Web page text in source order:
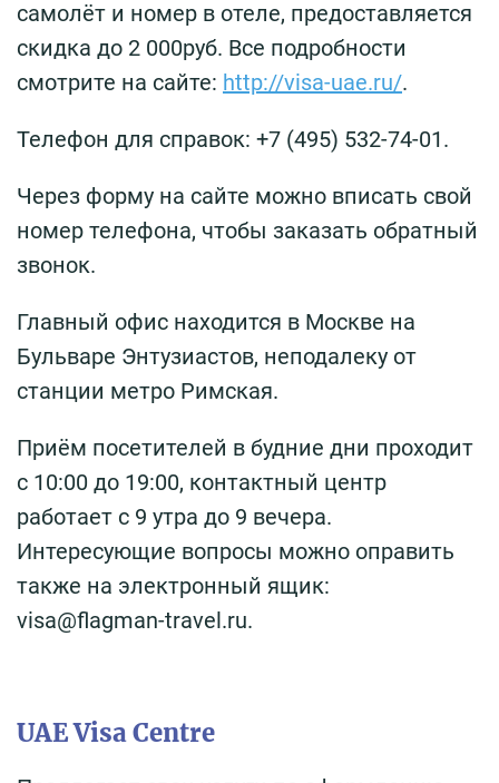
самолёт и номер в отеле, предоставляется
скидка до 2 000руб. Все подробности
смотрите на сайте: http://visa-uae.ru/.
Телефон для справок: +7 (495) 532-74-01.
Через форму на сайте можно вписать свой
номер телефона, чтобы заказать обратный
звонок.
Главный офис находится в Москве на
Бульваре Энтузиастов, неподалеку от
станции метро Римская.
Приём посетителей в будние дни проходит
с 10:00 до 19:00, контактный центр
работает с 9 утра до 9 вечера.
Интересующие вопросы можно оправить
также на электронный ящик:
visa@flagman-travel.ru.
UAE Visa Centre